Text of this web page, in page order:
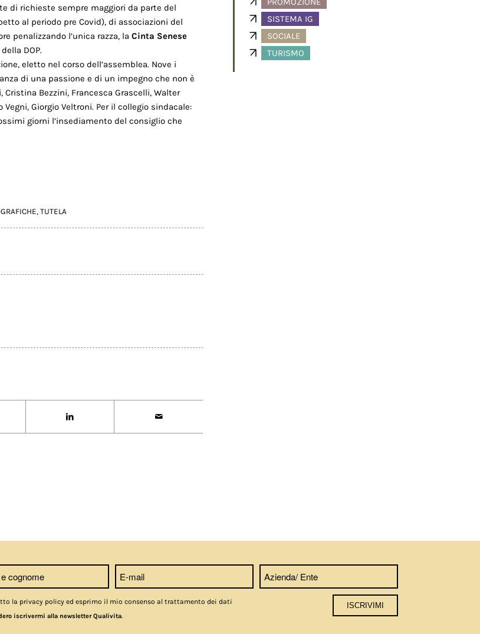
di richieste sempre maggiori da parte del
al periodo pre Covid), di associazioni del
penalizzando l’unica razza, la Cinta Senese
DOP.
eletto nel corso dell’assemblea. Nove i
di una passione e di un impegno che non è
Cristina Bezzini, Francesca Grascelli, Walter
Giorgio Veltroni. Per il collegio sindacale:
giorni l’insediamento del consiglio che
, TUTELA
SISTEMA IG
SOCIALE
TURISMO
la privacy policy ed esprimo il mio consenso al trattamento dei dati
iscrivermi alla newsletter Qualivita